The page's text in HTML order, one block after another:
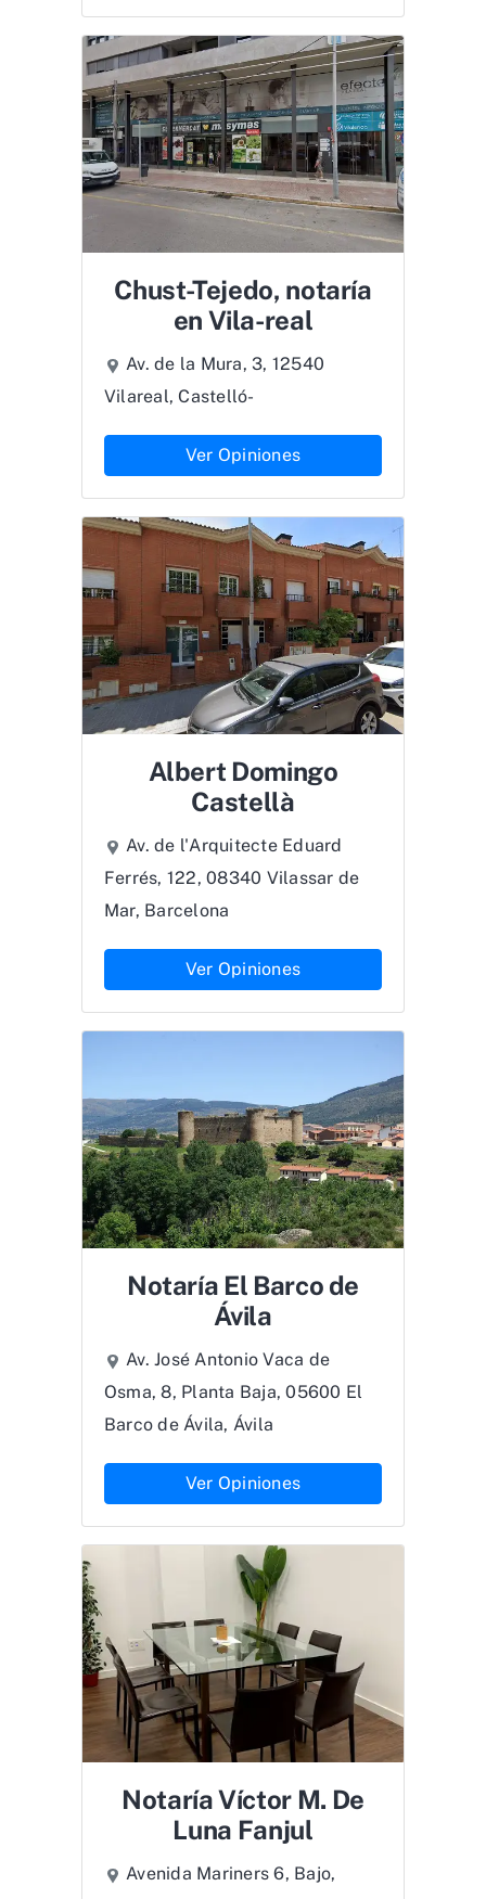
Chust-Tejedo, notaría
en Vila-real
Av. de la Mura, 3, 12540
Vilareal, Castelló-
Ver Opiniones
Albert Domingo
Castellà
Av. de l'Arquitecte Eduard
Ferrés, 122, 08340 Vilassar de
Mar, Barcelona
Ver Opiniones
Notaría El Barco de
Ávila
Av. José Antonio Vaca de
Osma, 8, Planta Baja, 05600 El
Barco de Ávila, Ávila
Ver Opiniones
Notaría Víctor M. De
Luna Fanjul
Avenida Mariners 6, Bajo,